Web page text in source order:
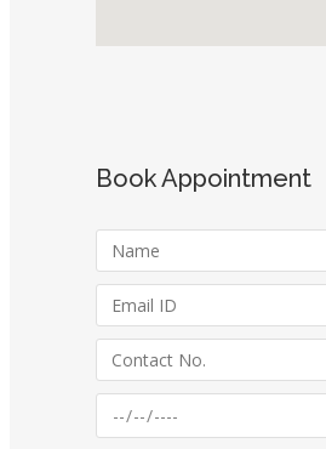
Book Appointment